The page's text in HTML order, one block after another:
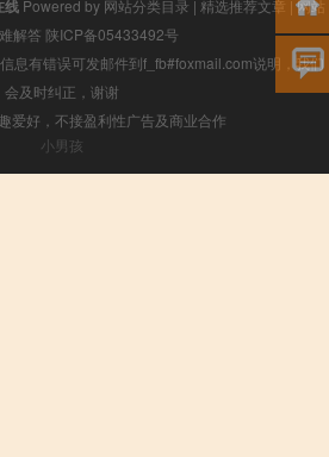
线 Powered by 网站分类目录 | 精选推荐文章 |网站
解答 陕ICP备05433492号
息有错误可发邮件到f_fb#foxmail.com说明，我们
会及时纠正，谢谢
爱好，不接盈利性广告及商业合作
小男孩